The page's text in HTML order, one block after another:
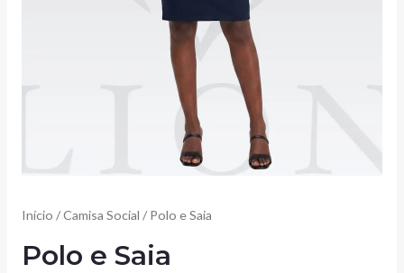
Início /Camisa Social / Polo e Saia
Polo e Saia